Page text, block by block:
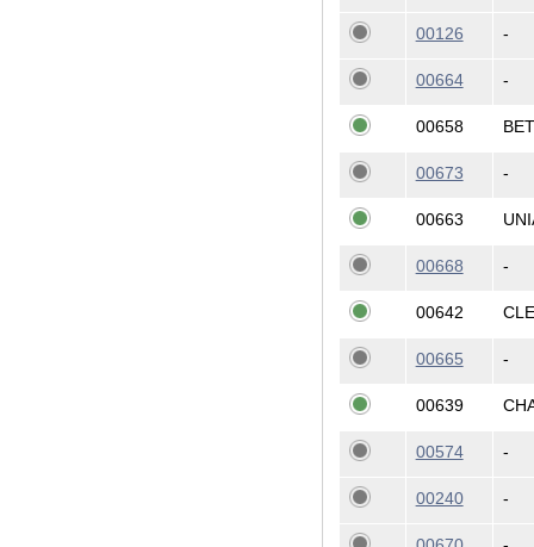
00126 -
00664 -
00658
00673 -
00663
00668 -
00642
00665 -
00639
00574 -
00240 -